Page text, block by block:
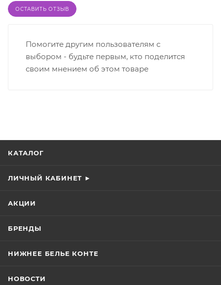
ОСТАВИТЬ ОТЗЫВ
Помогите другим пользователям с
выбором - будьте первым, кто поделится
своим мнением об этом товаре
КАТАЛОГ
ЛИЧНЫЙ КАБИНЕТ ►
АКЦИИ
БРЕНДЫ
НИЖНЕЕ БЕЛЬЕ КОНТЕ
НОВОСТИ